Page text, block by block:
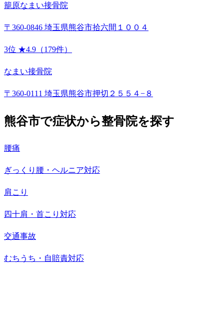
籠原なまい接骨院
〒360-0846 埼玉県熊谷市拾六間１００４
3位 ★4.9（179件）
なまい接骨院
〒360-0111 埼玉県熊谷市押切２５５４−８
熊谷市で症状から整骨院を探す
腰痛
ぎっくり腰・ヘルニア対応
肩こり
四十肩・首こり対応
交通事故
むちうち・自賠責対応